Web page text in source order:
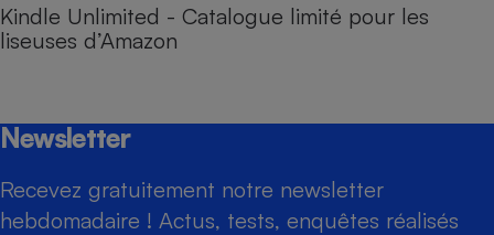
Kindle Unlimited - Catalogue limité pour les
liseuses d’Amazon
Newsletter
Recevez gratuitement notre newsletter
hebdomadaire ! Actus, tests, enquêtes réalisés